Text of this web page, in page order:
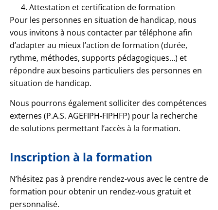
Attestation et certification de formation
Pour les personnes en situation de handicap, nous
vous invitons à nous contacter par téléphone afin
d’adapter au mieux l’action de formation (durée,
rythme, méthodes, supports pédagogiques…) et
répondre aux besoins particuliers des personnes en
situation de handicap.
Nous pourrons également solliciter des compétences
externes (P.A.S. AGEFIPH-FIPHFP) pour la recherche
de solutions permettant l’accès à la formation.
Inscription à la formation​
N’hésitez pas à prendre rendez-vous avec le centre de
formation pour obtenir un rendez-vous gratuit et
personnalisé.